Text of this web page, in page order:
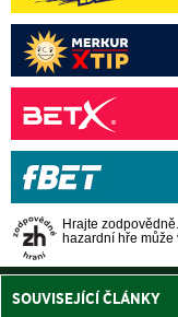
Hrajte
hazardní hře může
SOUVISEJÍCÍ ČLÁNKY